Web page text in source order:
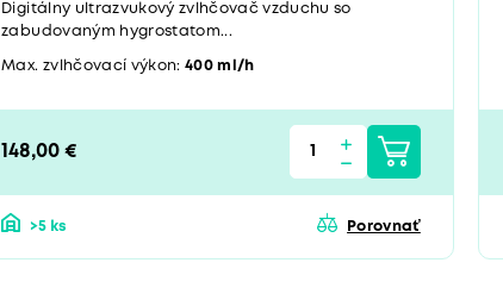
Digitálny ultrazvukový zvlhčovač vzduchu so
zabudovaným hygrostatom...
Max. zvlhčovací výkon: 400 ml/h
148,00 €
>5 ks Porovnať